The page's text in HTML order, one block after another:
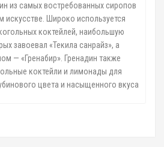
из самых востребованных сиропов
Широко используется
коктейлей, наибольшую
завоевал «Текила санрайз», а
— «Гренабир». Гренадин также
коктейли и лимонады для
цвета и насыщенного вкуса